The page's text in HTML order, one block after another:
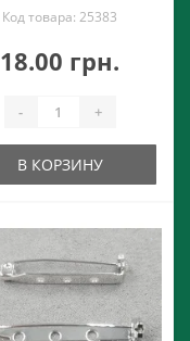
Код товара: 25383
18.00 грн.
- +
В КОРЗИНУ